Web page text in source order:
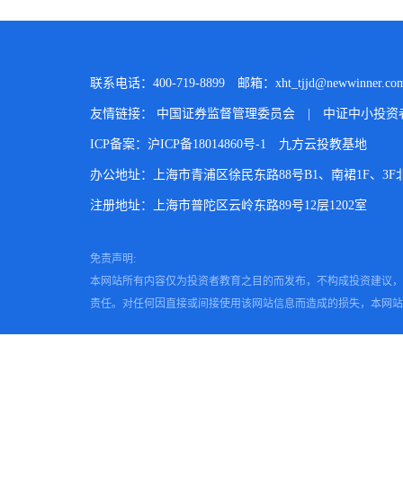
联系电话：400-719-8899 邮箱：
友情链接： 中国证券监督管理委员会 中证中小投资
ICP备案：沪ICP备18014860号-1 九方云投教基地
办公地址：上海市青浦区徐民东路88号B1、南裙1F、3F
注册地址：上海市普陀区云岭东路89号12层1202室
免责声明:
本网站所有内容仅为投资者教育之目的而发布，不构成投资建议
责任。对任何因直接或间接使用该网站信息而造成的损失，本网